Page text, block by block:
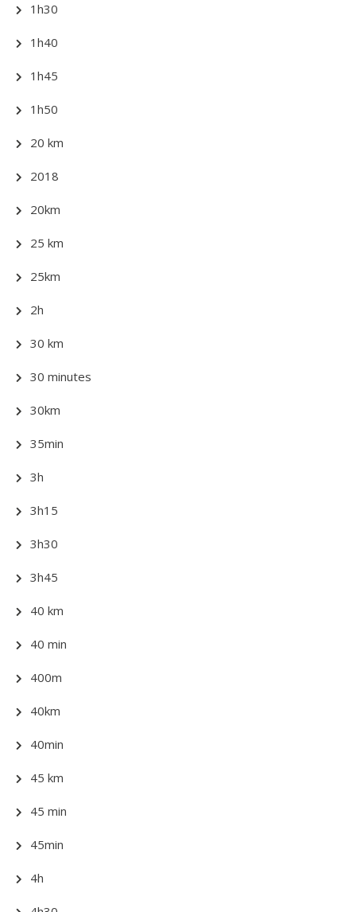
1h30
1h40
1h45
1h50
20 km
2018
20km
25 km
25km
2h
30 km
30 minutes
30km
35min
3h
3h15
3h30
3h45
40 km
40 min
400m
40km
40min
45 km
45 min
45min
4h